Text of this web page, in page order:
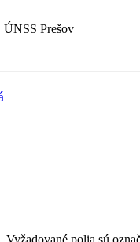
ÚNSS Prešov
Vyžadované polia sú